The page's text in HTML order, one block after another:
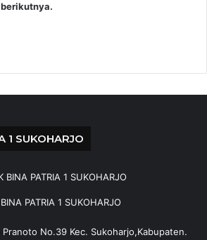
1 SUKOHARJO
PATRIA 1 SUKOHARJO
No.39 Kec. Sukoharjo,Kabupaten.